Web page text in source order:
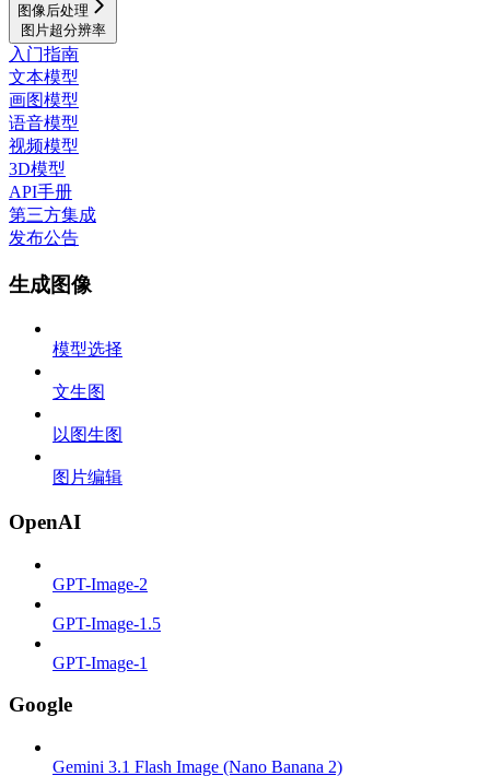
图像后处理
图片超分辨率
入门指南
文本模型
画图模型
语音模型
视频模型
3D模型
API手册
第三方集成
发布公告
生成图像
模型选择
文生图
以图生图
图片编辑
OpenAI
GPT-Image-2
GPT-Image-1.5
GPT-Image-1
Google
Gemini 3.1 Flash Image (Nano Banana 2)